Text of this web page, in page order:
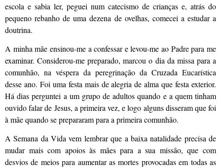
escola e sabia ler, peguei num catecismo de crianças e, atrás do
pequeno rebanho de uma dezena de ovelhas, comecei a estudar a
doutrina.
A minha mãe ensinou-me a confessar e levou-me ao Padre para me
examinar. Considerou-me preparado, marcou o dia da missa para a
comunhão, na véspera da peregrinação da Cruzada Eucarística
desse ano. Foi uma festa mais de alegria de alma que festa exterior.
Há dias perguntei a um grupo de adultos quando e a quem tinham
ouvido falar de Jesus, a primeira vez, e logo alguns disseram que foi
à mãe quando se prepararam para a primeira comunhão.
A Semana da Vida vem lembrar que a baixa natalidade precisa de
mudar mais com apoios às mães para a sua missão, que com
desvios de meios para aumentar as mortes provocadas em todas as